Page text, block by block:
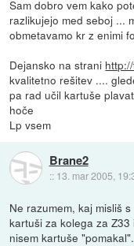
Sam dobro vem kako
razlikujejo med seboj ...
obmetavamo kr z enimi
Dejansko na strani
kvalitetno rešitev ....
pa rad učil kartuše
hoče
Lp vsem
Brane2
:: 13. mar 2005,
Ne razumem, kaj misliš
kartuši za kolega za
nisem kartuše